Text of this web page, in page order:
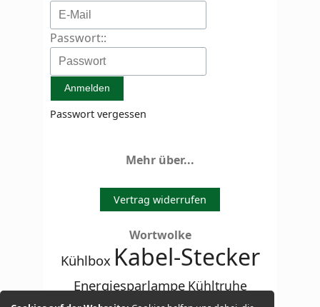
Passwort::
Passwort vergessen
Mehr über...
Vertrag widerrufen
Wortwolke
Kühlbox Kabel-Stecker
Energiesparlampe Kühltruhe